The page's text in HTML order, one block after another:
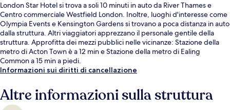
London Star Hotel si trova a soli 10 minuti in auto da River Thames e
Centro commerciale Westfield London. Inoltre, luoghi d'interesse come
Olympia Events e Kensington Gardens si trovano a poca distanza in auto
dalla struttura. Altri viaggiatori apprezzano il personale gentile della
struttura. Approfitta dei mezzi pubblici nelle vicinanze: Stazione della
metro di Acton Town è a 12 min e Stazione della metro di Ealing
Common a 15 min a piedi.
Informazioni sui diritti di cancellazione
Altre informazioni sulla struttura